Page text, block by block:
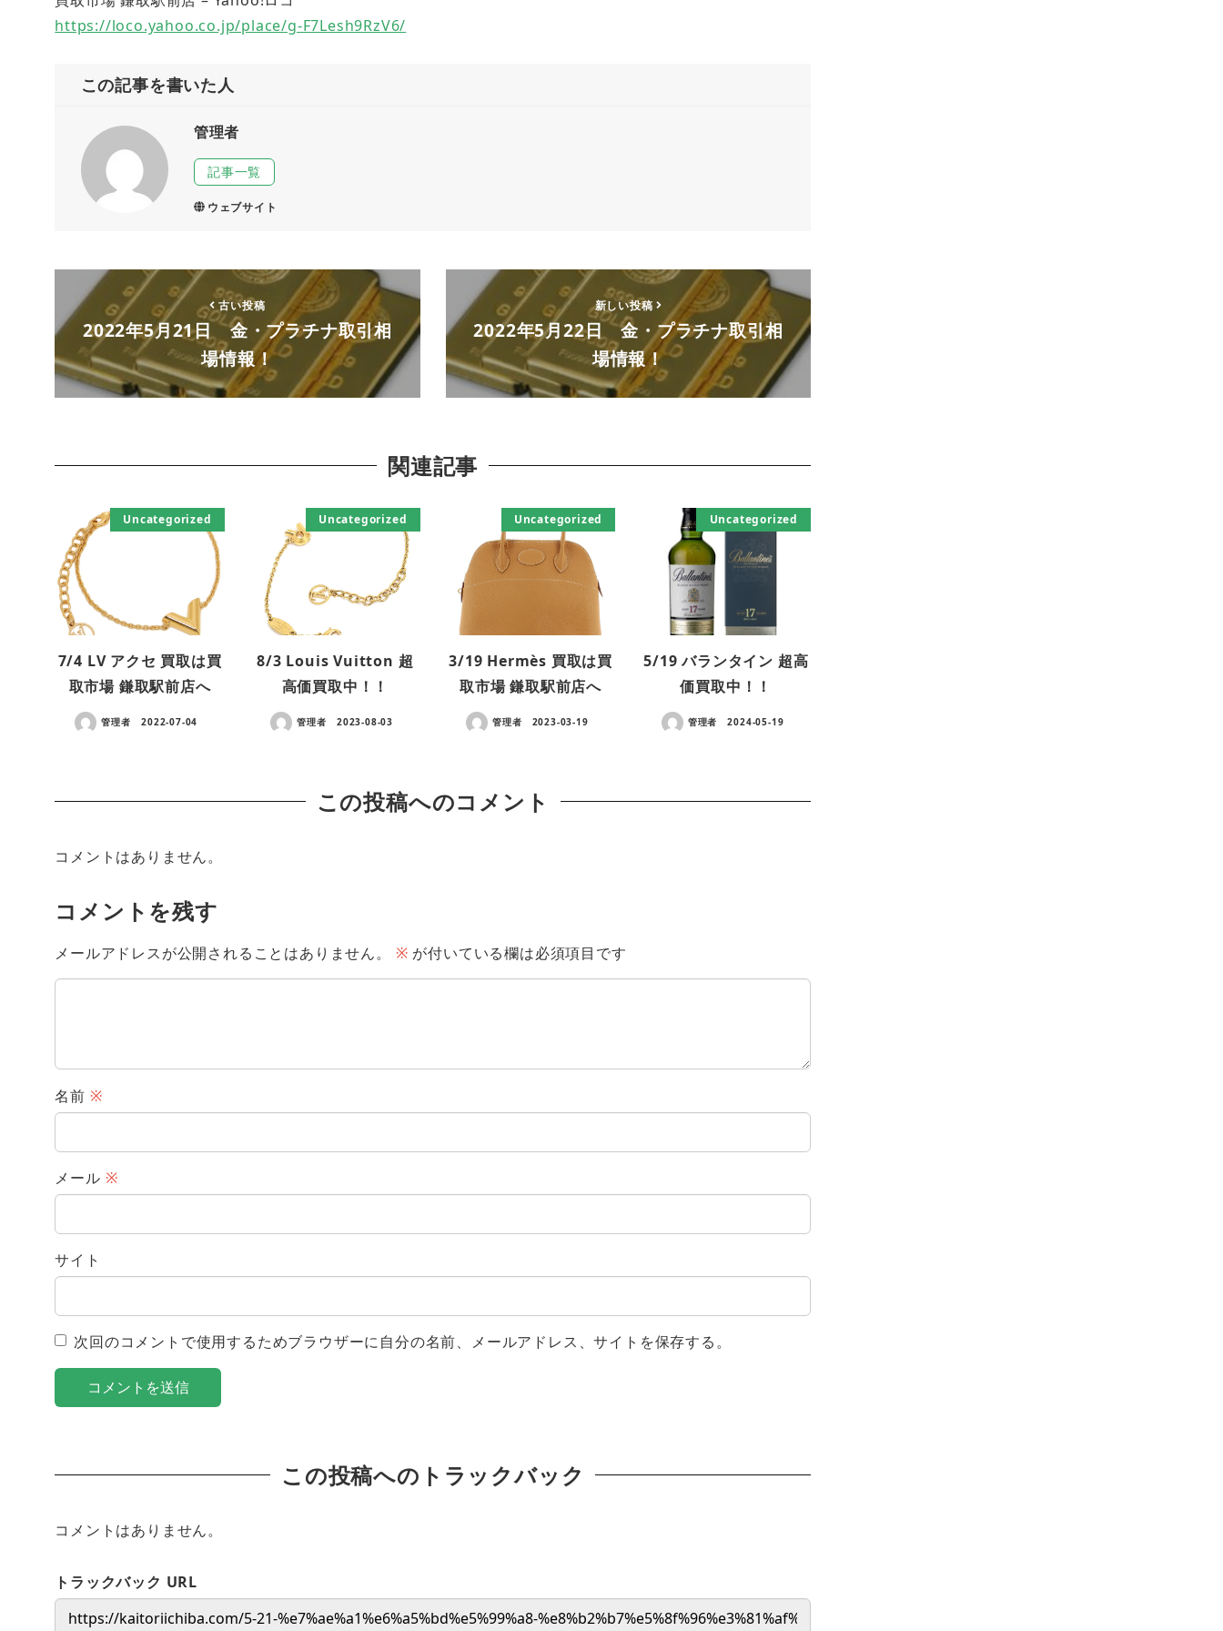
https://loco.yahoo.co.jp/place/g-F7Lesh9RzV6/
この記事を書いた人
管理者
記事一覧
ウェブサイト
古い投稿
2022年5月21日 金・プラチナ取引相
場情報！
新しい投稿
2022年5月22日 金・プラチナ取引相
場情報！
関連記事
Uncategorized
7/4 LV アクセ 買取は買
取市場 鎌取駅前店へ
管理者 2022-07-04
Uncategorized
8/3 Louis Vuitton 超
高価買取中！！
管理者 2023-08-03
Uncategorized
3/19 Hermès 買取は買
取市場 鎌取駅前店へ
管理者 2023-03-19
Uncategorized
5/19 バランタイン 超高
価買取中！！
管理者 2024-05-19
この投稿へのコメント
コメントはありません。
コメントを残す
メールアドレスが公開されることはありません。 ※ が付いている欄は必須項目です
名前 ※
メール ※
サイト
次回のコメントで使用するためブラウザーに自分の名前、メールアドレス、サイトを保存する。
この投稿へのトラックバック
コメントはありません。
トラックバック URL